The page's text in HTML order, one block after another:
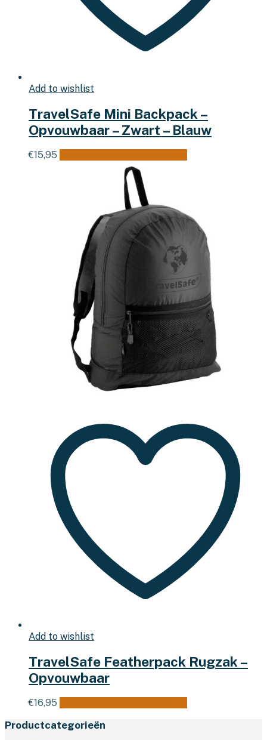
Add to wishlist
TravelSafe Mini Backpack –
Opvouwbaar – Zwart – Blauw
€15,95
Add to wishlist
TravelSafe Featherpack Rugzak –
Opvouwbaar
€16,95
Productcategorieën